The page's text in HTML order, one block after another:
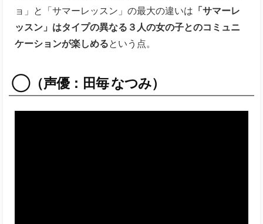
ョ」と「サマーレッスン」の最大の違いは 「サマーレ
ッスン」はタイプの異なる３人の女の子とのコミュニ
ケーションが楽しめる という点。
◯（声優：田毎 なつみ）